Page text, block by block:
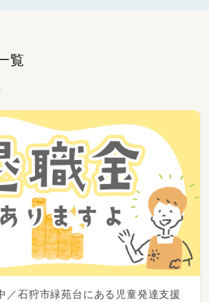
覧
／石狩市緑苑台にある児童発達支援